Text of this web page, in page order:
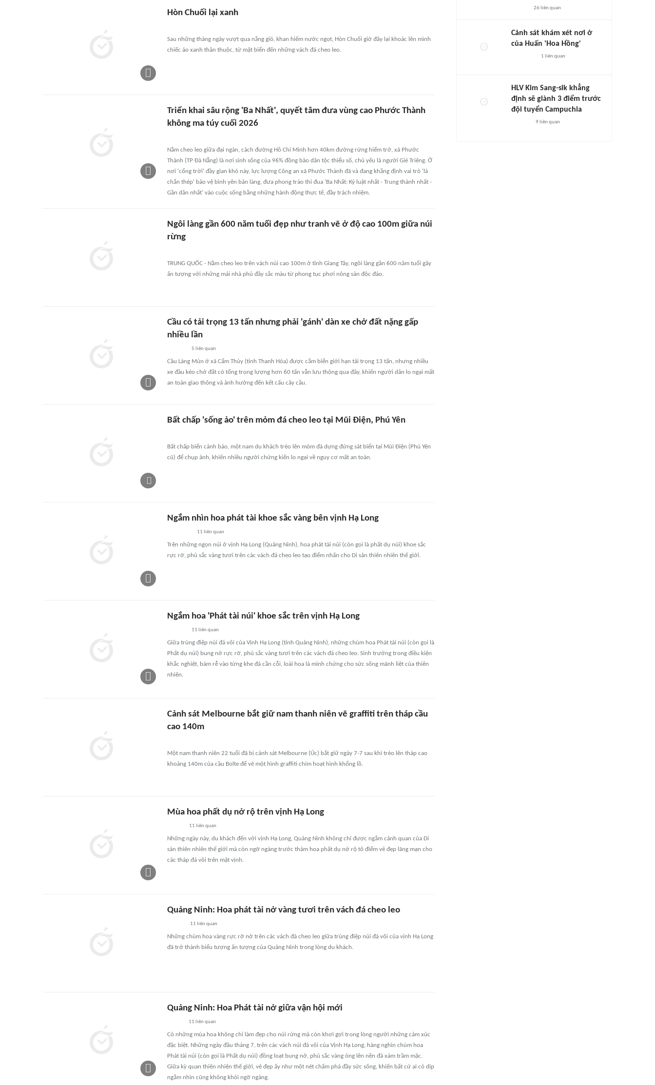
Hòn Chuối lại xanh
Sau những tháng ngày vượt qua nắng gió, khan hiếm nước ngọt, Hòn Chuối giờ đây lại khoác lên mình
chiếc áo xanh thân thuộc, từ mặt biển đến những vách đá cheo leo.
Triển khai sâu rộng 'Ba Nhất', quyết tâm đưa vùng cao Phước Thành
không ma túy cuối 2026
Nằm cheo leo giữa đại ngàn, cách đường Hồ Chí Minh hơn 40km đường rừng hiểm trở, xã Phước
Thành (TP Đà Nẵng) là nơi sinh sống của 96% đồng bào dân tộc thiểu số, chủ yếu là người Gié Triêng. Ở
nơi 'cổng trời' đầy gian khó này, lực lượng Công an xã Phước Thành đã và đang khẳng định vai trò 'lá
chắn thép' bảo vệ bình yên bản làng, đưa phong trào thi đua 'Ba Nhất: Kỷ luật nhất - Trung thành nhất -
Gần dân nhất' vào cuộc sống bằng những hành động thực tế, đầy trách nhiệm.
Ngôi làng gần 600 năm tuổi đẹp như tranh vẽ ở độ cao 100m giữa núi
rừng
TRUNG QUỐC - Nằm cheo leo trên vách núi cao 100m ở tỉnh Giang Tây, ngôi làng gần 600 năm tuổi gây
ấn tượng với những mái nhà phủ đầy sắc màu từ phong tục phơi nông sản độc đáo.
Cầu có tải trọng 13 tấn nhưng phải 'gánh' dàn xe chở đất nặng gấp
nhiều lần
5 liên quan
Cầu Làng Mùn ở xã Cẩm Thủy (tỉnh Thanh Hóa) được cắm biển giới hạn tải trọng 13 tấn, nhưng nhiều
xe đầu kéo chở đất có tổng trọng lượng hơn 60 tấn vẫn lưu thông qua đây, khiến người dân lo ngại mất
an toàn giao thông và ảnh hưởng đến kết cấu cây cầu.
Bất chấp 'sống ảo' trên mỏm đá cheo leo tại Mũi Điện, Phú Yên
Bất chấp biển cảnh báo, một nam du khách trèo lên mỏm đá dựng đứng sát biển tại Mũi Điện (Phú Yên
cũ) để chụp ảnh, khiến nhiều người chứng kiến lo ngại về nguy cơ mất an toàn.
Ngắm nhìn hoa phát tài khoe sắc vàng bên vịnh Hạ Long
11 liên quan
Trên những ngọn núi ở vịnh Hạ Long (Quảng Ninh), hoa phát tài núi (còn gọi là phất dụ núi) khoe sắc
rực rỡ, phủ sắc vàng tươi trên các vách đá cheo leo tạo điểm nhấn cho Di sản thiên nhiên thế giới.
Ngắm hoa 'Phát tài núi' khoe sắc trên vịnh Hạ Long
11 liên quan
Giữa trùng điệp núi đá vôi của Vịnh Hạ Long (tỉnh Quảng Ninh), những chùm hoa Phát tài núi (còn gọi là
Phất dụ núi) bung nở rực rỡ, phủ sắc vàng tươi trên các vách đá cheo leo. Sinh trưởng trong điều kiện
khắc nghiệt, bám rễ vào từng khe đá cằn cỗi, loài hoa là minh chứng cho sức sống mãnh liệt của thiên
nhiên.
Cảnh sát Melbourne bắt giữ nam thanh niên vẽ graffiti trên tháp cầu
cao 140m
Một nam thanh niên 22 tuổi đã bị cảnh sát Melbourne (Úc) bắt giữ ngày 7-7 sau khi trèo lên tháp cao
khoảng 140m của cầu Bolte để vẽ một hình graffiti chim hoạt hình khổng lồ.
Mùa hoa phất dụ nở rộ trên vịnh Hạ Long
11 liên quan
Những ngày này, du khách đến với vịnh Hạ Long, Quảng Ninh không chỉ được ngắm cảnh quan của Di
sản thiên nhiên thế giới mà còn ngỡ ngàng trước thảm hoa phất dụ nở rộ tô điểm vẻ đẹp lãng mạn cho
các tháp đá vôi trên mặt vịnh.
Quảng Ninh: Hoa phát tài nở vàng tươi trên vách đá cheo leo
11 liên quan
Những chùm hoa vàng rực rỡ nở trên các vách đá cheo leo giữa trùng điệp núi đá vôi của vịnh Hạ Long
đã trở thành biểu tượng ấn tượng của Quảng Ninh trong lòng du khách.
Quảng Ninh: Hoa Phát tài nở giữa vận hội mới
11 liên quan
Có những mùa hoa không chỉ làm đẹp cho núi rừng mà còn khơi gợi trong lòng người những cảm xúc
đặc biệt. Những ngày đầu tháng 7, trên các vách núi đá vôi của Vịnh Hạ Long, hàng nghìn chùm hoa
Phát tài núi (còn gọi là Phất dụ núi) đồng loạt bung nở, phủ sắc vàng óng lên nền đá xám trầm mặc.
Giữa kỳ quan thiên nhiên thế giới, vẻ đẹp ấy như một nét chấm phá đầy sức sống, khiến bất cứ ai có dịp
ngắm nhìn cũng không khỏi ngỡ ngàng.
26 liên quan
Cảnh sát khám xét nơi ở
của Huấn 'Hoa Hồng'
1 liên quan
HLV Kim Sang-sik khẳng
định sẽ giành 3 điểm trước
đội tuyển Campuchia
9 liên quan